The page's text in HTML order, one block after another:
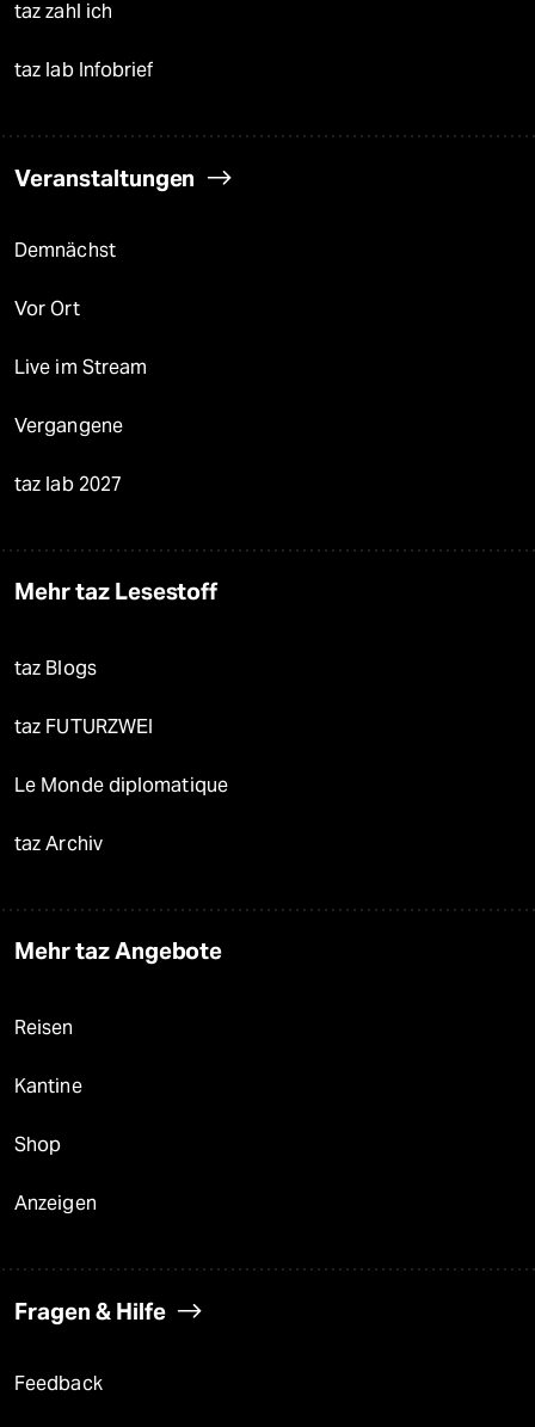
taz zahl ich
taz lab Infobrief
Veranstaltungen
Demnächst
Vor Ort
Live im Stream
Vergangene
taz lab 2027
Mehr taz Lesestoff
taz Blogs
taz FUTURZWEI
Le Monde diplomatique
taz Archiv
Mehr taz Angebote
Reisen
Kantine
Shop
Anzeigen
Fragen & Hilfe
Feedback